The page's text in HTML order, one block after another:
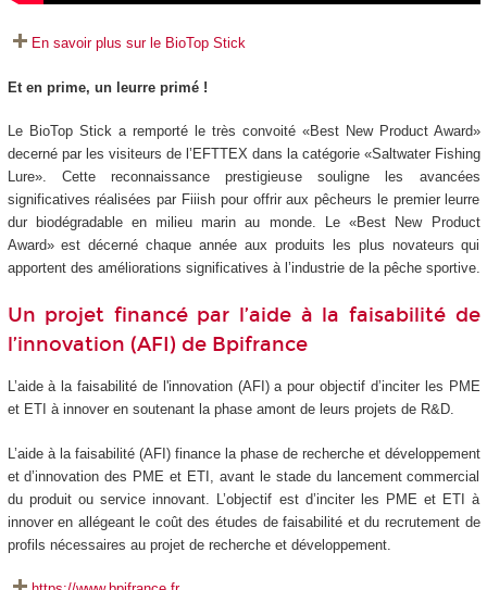
En savoir plus sur le BioTop Stick
Et en prime, un leurre primé !
Le BioTop Stick a remporté le très convoité «Best New Product Award»
decerné par les visiteurs de l’EFTTEX dans la catégorie «Saltwater Fishing
Lure». Cette reconnaissance prestigieuse souligne les avancées
significatives réalisées par Fiiish pour offrir aux pêcheurs le premier leurre
dur biodégradable en milieu marin au monde. Le «Best New Product
Award» est décerné chaque année aux produits les plus novateurs qui
apportent des améliorations significatives à l’industrie de la pêche sportive.
Un projet financé par l’aide à la faisabilité de
l’innovation (AFI) de Bpifrance
L’aide à la faisabilité de l'innovation (AFI) a pour objectif d’inciter les PME
et ETI à innover en soutenant la phase amont de leurs projets de R&D.
L’aide à la faisabilité (AFI) finance la phase de recherche et développement
et d’innovation des PME et ETI, avant le stade du lancement commercial
du produit ou service innovant. L’objectif est d’inciter les PME et ETI à
innover en allégeant le coût des études de faisabilité et du recrutement de
profils nécessaires au projet de recherche et développement.